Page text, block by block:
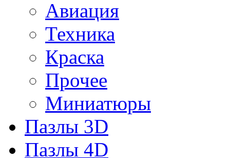
Авиация
Техника
Краска
Прочее
Миниатюры
Пазлы 3D
Пазлы 4D